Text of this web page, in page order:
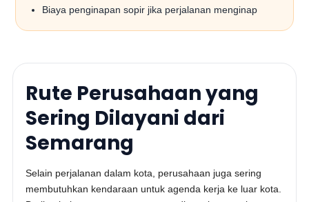
Biaya penginapan sopir jika perjalanan menginap
Rute Perusahaan yang
Sering Dilayani dari
Semarang
Selain perjalanan dalam kota, perusahaan juga sering
membutuhkan kendaraan untuk agenda kerja ke luar kota.